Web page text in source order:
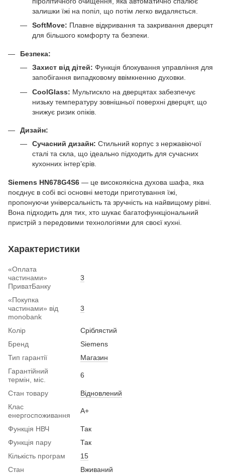
залишки їжі на попіл, що потім легко видаляється.
SoftMove: Плавне відкривання та закривання дверцят
для більшого комфорту та безпеки.
Безпека:
Захист від дітей: Функція блокування управління для
запобігання випадковому ввімкненню духовки.
CoolGlass: Мультискло на дверцятах забезпечує
низьку температуру зовнішньої поверхні дверцят, що
знижує ризик опіків.
Дизайн:
Сучасний дизайн: Стильний корпус з нержавіючої
сталі та скла, що ідеально підходить для сучасних
кухонних інтер’єрів.
Siemens HN678G4S6 — це високоякісна духова шафа, яка
поєднує в собі всі основні методи приготування їжі,
пропонуючи універсальність та зручність на найвищому рівні.
Вона підходить для тих, хто шукає багатофункціональний
пристрій з передовими технологіями для своєї кухні.
Характеристики
«Оплата
частинами»
ПриватБанку
3
«Покупка
частинами» від
monobank
3
Колір
Сріблястий
Бренд
Siemens
Тип гарантії
Магазин
Гарантійний
термін, міс.
6
Стан товару
Вiдновлений
Клас
енергоспоживання
А+
Функція НВЧ
Так
Функція пару
Так
Кількість програм
15
Стан
Вживаний